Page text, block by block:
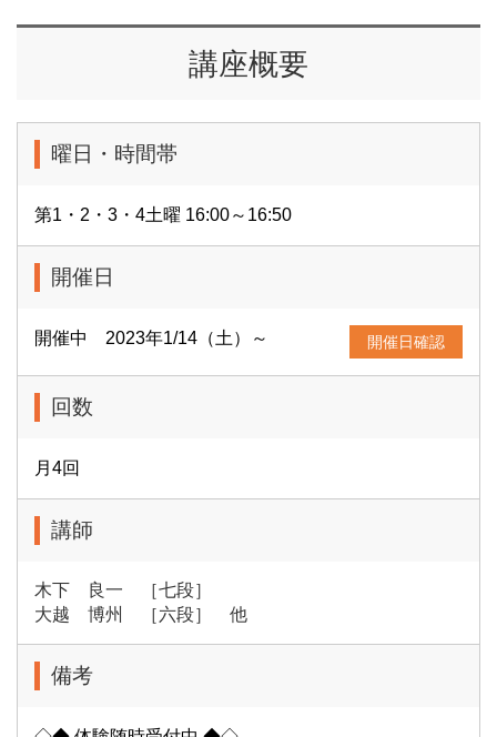
講座概要
曜日・時間帯
第1・2・3・4土曜 16:00～16:50
開催日
開催中 2023年1/14（土）～ 開催日確認
回数
月4回
講師
木下 良一 ［七段］
大越 博州 ［六段］ 他
備考